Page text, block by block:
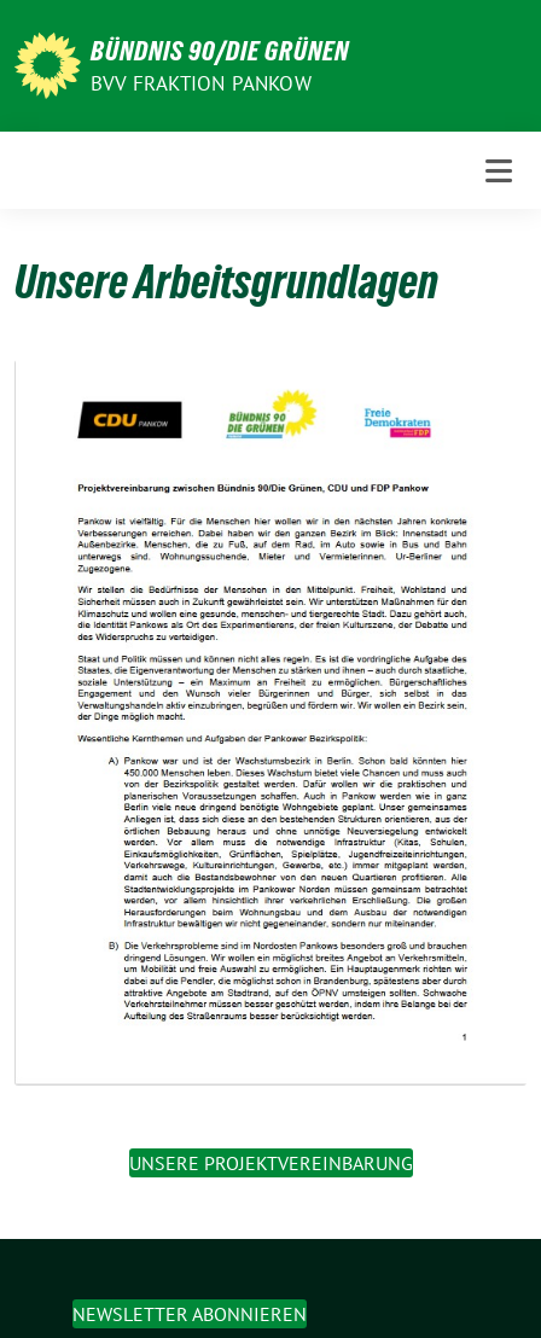
zum
Inhalt
BÜNDNIS 90/DIE GRÜNEN
BVV FRAKTION PANKOW
Unsere Arbeitsgrundlagen
UNSERE PROJEKTVEREINBARUNG
NEWSLETTER ABONNIEREN